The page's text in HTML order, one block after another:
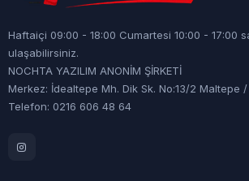
Haftaiçi 09:00 - 18:00 Cumartesi 10:00 - 17:00
ulaşabilirsiniz.
NOCHTA YAZILIM ANONİM ŞİRKETİ
Merkez: İdealtepe Mh. Dik Sk. No:13/2 Maltepe
Telefon: 0216 606 48 64